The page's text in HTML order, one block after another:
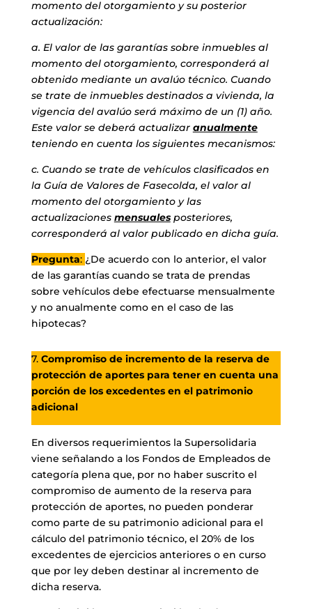
momento del otorgamiento y su posterior
actualización:
a. El valor de las garantías sobre inmuebles al
momento del otorgamiento, corresponderá al
obtenido mediante un avalúo técnico. Cuando
se trate de inmuebles destinados a vivienda, la
vigencia del avalúo será máximo de un (1) año.
Este valor se deberá actualizar anualmente
teniendo en cuenta los siguientes mecanismos:
c. Cuando se trate de vehículos clasificados en
la Guía de Valores de Fasecolda, el valor al
momento del otorgamiento y las
actualizaciones mensualesposteriores,
corresponderá al valor publicado en dicha guía.
Pregunta: ¿De acuerdo con lo anterior, el valor
de las garantías cuando se trata de prendas
sobre vehículos debe efectuarse mensualmente
y no anualmente como en el caso de las
hipotecas?
7. Compromiso de incremento de la reserva de
protección de aportes para tener en cuenta una
porción de los excedentes en el patrimonio
adicional
En diversos requerimientos la Supersolidaria
viene señalando a los Fondos de Empleados de
categoría plena que, por no haber suscrito el
compromiso de aumento de la reserva para
protección de aportes, no pueden ponderar
como parte de su patrimonio adicional para el
cálculo del patrimonio técnico, el 20% de los
excedentes de ejercicios anteriores o en curso
que por ley deben destinar al incremento de
dicha reserva.